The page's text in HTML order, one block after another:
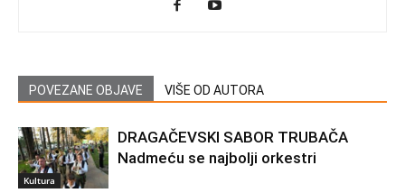
POVEZANE OBJAVE VIŠE OD AUTORA
Kultura
DRAGAČEVSKI SABOR TRUBAČA
Nadmeću se najbolji orkestri